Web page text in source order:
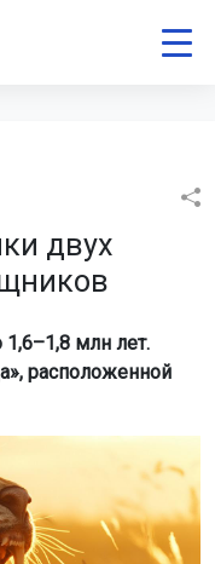
двух
1,6–1,8 млн лет.
расположенной